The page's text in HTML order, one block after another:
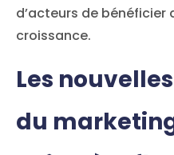
d’acteurs de bénéficier
croissance.
Les
du